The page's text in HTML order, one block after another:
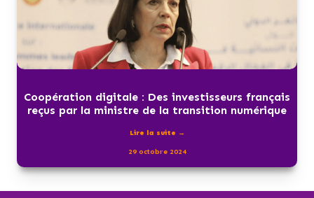
Coopération digitale : Des investisseurs français
reçus par la ministre de la transition numérique
Lire la suite →
29 octobre 2024